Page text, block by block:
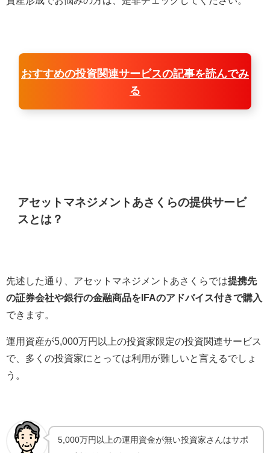
おすすめの投資関連サービスの記事を読んでみ
る
アセットマネジメントあさくらの提供サービ
スとは？
先述した通り、アセットマネジメントあさくらでは提携先
の証券会社や銀行の金融商品をIFAのアドバイス付きで購入
できます。
運用資産が5,000万円以上の投資家限定の投資関連サービス
で、多くの投資家にとっては利用が難しいと言えるでしょ
う。
5,000万円以上の運用資金が無い投資家さんはサポ